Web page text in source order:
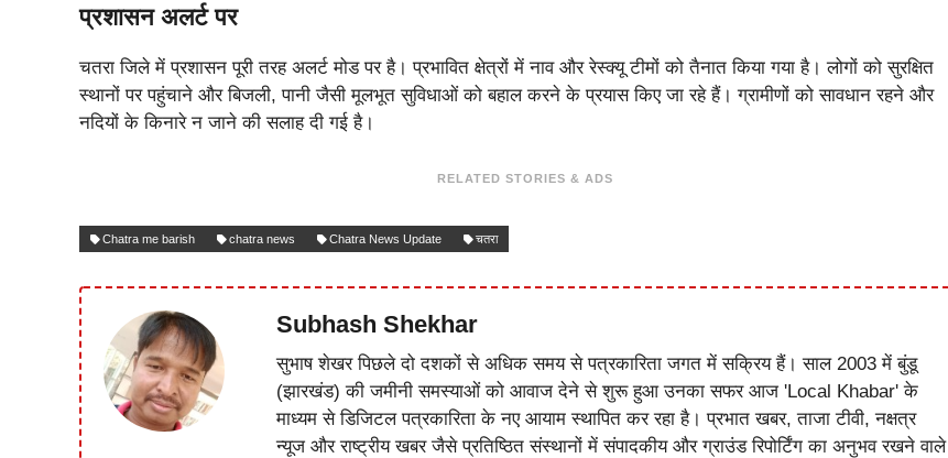
प्रशासन अलर्ट पर
चतरा जिले में प्रशासन पूरी तरह अलर्ट मोड पर है। प्रभावित क्षेत्रों में नाव और रेस्क्यू टीमों को तैनात किया गया है। लोगों को सुरक्षित
स्थानों पर पहुंचाने और बिजली, पानी जैसी मूलभूत सुविधाओं को बहाल करने के प्रयास किए जा रहे हैं। ग्रामीणों को सावधान रहने और
नदियों के किनारे न जाने की सलाह दी गई है।
RELATED STORIES & ADS
Chatra me barish chatra news Chatra News Update चतरा
Subhash Shekhar
सुभाष शेखर पिछले दो दशकों से अधिक समय से पत्रकारिता जगत में सक्रिय हैं। साल 2003 में बुंडू
(झारखंड) की जमीनी समस्याओं को आवाज देने से शुरू हुआ उनका सफर आज 'Local Khabar' के
माध्यम से डिजिटल पत्रकारिता के नए आयाम स्थापित कर रहा है। प्रभात खबर, ताजा टीवी, नक्षत्र
न्यूज और राष्ट्रीय खबर जैसे प्रतिष्ठित संस्थानों में संपादकीय और ग्राउंड रिपोर्टिंग का अनुभव रखने वाले